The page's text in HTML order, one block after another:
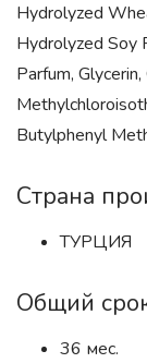
Hydrolyzed
Hydrolyzed Soy
Parfum,
Butylphenyl
Страна
ТУРЦИЯ
Общий
36 мес.